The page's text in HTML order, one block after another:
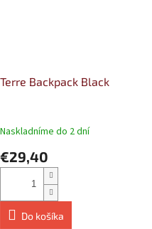
Terre Backpack Black
Naskladníme do 2 dní
€29,40
Do košíka